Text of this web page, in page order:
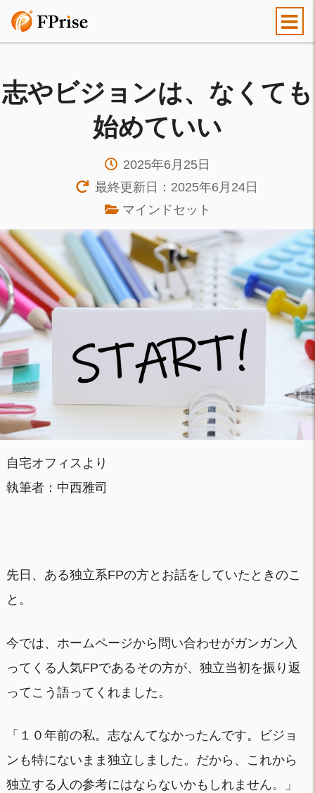
志やビジョンは、なくても
始めていい
2025年6月25日
最終更新日：2025年6月24日
マインドセット
自宅オフィスより
執筆者：中西雅司
先日、ある独立系FPの方とお話をしていたときのこ
と。
今では、ホームページから問い合わせがガンガン入
ってくる人気FPであるその方が、独立当初を振り返
ってこう語ってくれました。
「１０年前の私。志なんてなかったんです。ビジョ
ンも特にないまま独立しました。だから、これから
独立する人の参考にはならないかもしれません。」